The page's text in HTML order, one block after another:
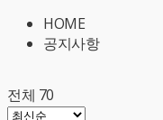
HOME
공지사항
전체 70